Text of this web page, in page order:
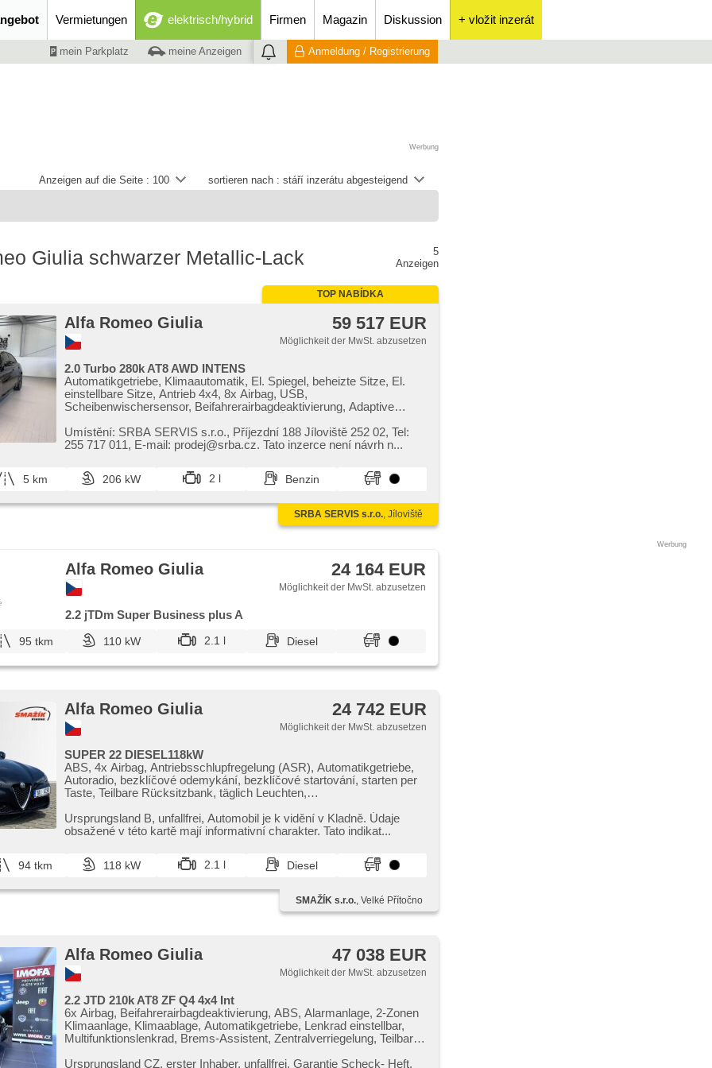
Vermietungen elektrisch/hybrid Firmen Magazin Diskussion + vložit inzerát
mein Parkplatz meine Anzeigen Anmeldung / Registrierung
Werbung
sortieren nach : stáří inzerátu abgesteigend
Anzeigen auf die Seite : 100
Giulia schwarzer Metallic-Lack
5
Anzeigen
TOP NABÍDKA
Alfa Romeo Giulia 59 517 EUR
Möglichkeit der MwSt. abzusetzen
2.0 Turbo 280k AT8 AWD INTENS
Automatikgetriebe, Klimaautomatik, El. Spiegel, beheizte Sitze, El.
einstellbare Sitze, Antrieb 4x4, 8x Airbag, USB,
Scheibenwischersensor, Beifahrerairbagdeaktivierung, Adaptive
des Fahrers, bezdrátová nabíječka mobilních telefonů, isofix,
parkovací senzory přední, parkovací senzory zadní, zatmavená
pruhu, řazení pádly pod volantem, vyhřívané trysky ostřikovačů
čelního skla, digitální přístrojová deska
Umístění: SRBA SERVIS s.r.o.,​ Příjezdní 188 Jíloviště 252 02,​ Tel:
255 717 011,​ E​-mail: prodej@srba.cz. Tato inzerce není návrh n...
5 km 206 kW 2 l Benzin
SRBA SERVIS s.r.o., Jíloviště
Alfa Romeo Giulia 24 164 EUR
Möglichkeit der MwSt. abzusetzen
2.2 jTDm Super Business plus A
95 tkm 110 kW 2.1 l Diesel
Alfa Romeo Giulia 24 742 EUR
Möglichkeit der MwSt. abzusetzen
SUPER 22 DIESEL118kW
ABS, 4x Airbag, Antriebsschlupfregelung (ASR), Automatikgetriebe,
Autoradio, bezklíčové odemykání, bezklíčové startování, starten per
Taste, Teilbare Rücksitzbank, täglich Leuchten,
Klappspiegel, El. einstellbare Sitze, El. Spiegel, Bluetooth, hands free,
Blind Spot Anzeige, Wegfahrsperre, isofix, Klimaautomatik, 2-Zonen
Lenkrad einstellbar, Navigation, Multifunktionslenkrad, Bordcomputer,
Fahrkamera, parkovací senzory přední, parkovací senzory zadní,
höheneinstellbare Fahrersitz, Xenonscheinwerfer, zatmavená zadní
Ursprungsland B,​ unfallfrei,​ Automobil je k vidění v Kladně. Údaje
obsažené v této kartě mají informativní charakter. Tato indikat...
94 tkm 118 kW 2.1 l Diesel
SMAŽÍK s.r.o., Velké Přítočno
Alfa Romeo Giulia 47 038 EUR
Möglichkeit der MwSt. abzusetzen
2.2 JTD 210k AT8 ZF Q4 4x4 Int
6x Airbag, Beifahrerairbagdeaktivierung, ABS, Alarmanlage, 2-Zonen
Klimaanlage, Klimaablage, Automatikgetriebe, Lenkrad einstellbar,
Multifunktionslenkrad, Brems-Assistent, Zentralverriegelung, Teilbare
Servolenkung, Ledersitze, Sportsitze, EDS, El. Vorderscheiben,
Ursprungsland CZ,​ erster Inhaber,​ unfallfrei,​ Garantie Scheck​- Heft,​
Werbung